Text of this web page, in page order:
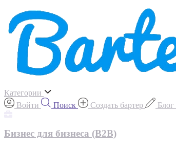
Категории
Войти
Поиск Создать бартер Блог
Бизнес для бизнеса (B2B)